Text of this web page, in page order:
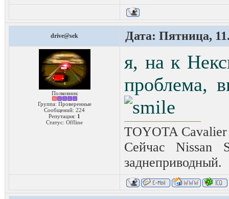
drive@sek Дата: Пятница,
Полковник
Группа: Проверенные
Сообщений: 224
Репутация: 1
Статус: Offline
я, на к
проблема,
TOYOTA Cavalier
Сейчас Nissan
заднеприводный.